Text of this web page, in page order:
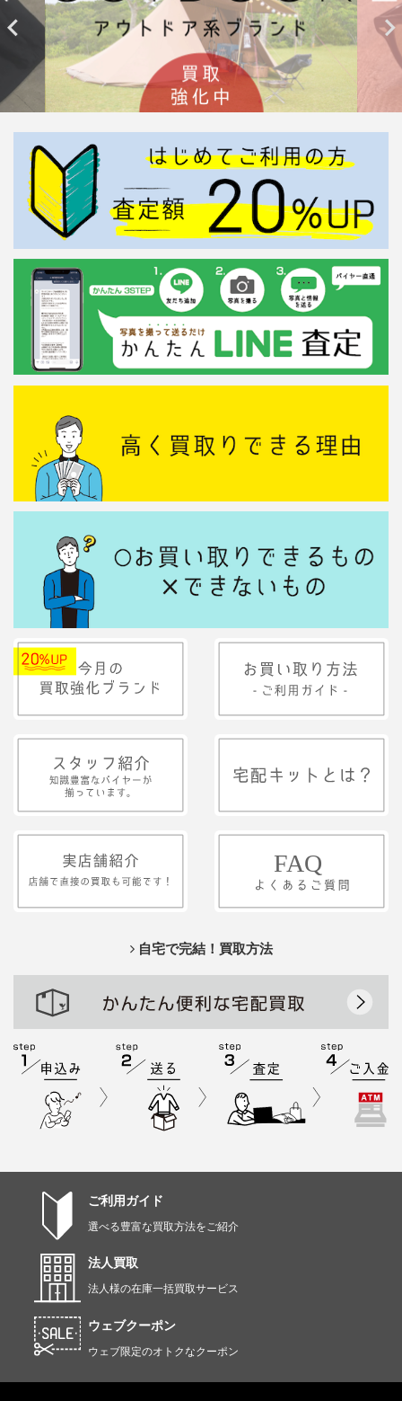
 
自宅で完結！買取方法
ご利用ガイド
選べる豊富な買取方法をご紹介
法人買取
法人様の在庫一括買取サービス
ウェブクーポン
ウェブ限定のオトクなクーポン